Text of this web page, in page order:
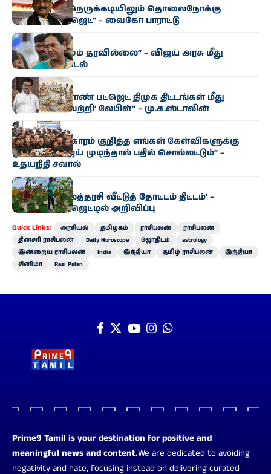
“மிகுந்த நிதி நெருக்கடியிலும் தொலைநோக்கு
வேளாண் பட்ஜெட்” – வைகோ பாராட்டு
அரசியல்
“எந்த மாற்றமும் தரவில்லை” – விஜய் அரசு மீது
பிரேமலதா சாடல்
அரசியல்
“தமிழக வேளாண் பட்ஜெட் திமுக திட்டங்கள் மீது
ஒட்டப்பட்ட ‘வெற்றி’ லேபிள்” – மு.க.ஸ்டாலின்
அரசியல்
“காவிரி விவகாரம் குறித்த எங்கள் கேள்விகளுக்கு
முதல்வர் விஜய் முடிந்தால் பதில் சொல்லட்டும்” –
உதயநிதி சவால்
அரசியல்
‘வெற்றி இல்லத்தரசி வீட்டுத் தோட்டம் திட்டம்’ –
வேளாண் பட்ஜெட்டில் அறிவிப்பு
Quick Links: அரசியல் தமிழகம் ராசிபலன்
ராசிபலன்
தினசரி ராசிபலன்
Daily Horoscope ஜோதிடம்
astrology
இன்றைய ராசிபலன்
India இந்தியா தமிழ் ராசிபலன்
இந்தியா
சினிமா
Rasi Palan
Prime9 Tamil is your destination for positive and
meaningful news and content.We are dedicated to avoiding
negativity and hate, focusing instead on delivering curated